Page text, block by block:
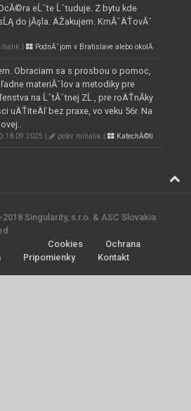
eĹˇte Ĺˇtuduje. Z bytu kde
do jĂşla. ÄŽakujem. KrnĂˇÄŤovĂˇ
| PodnĂˇjom v Bratislave alebo okolĂ­
Obraciam sa s prosbou o pomoc,
materiĂˇlov a metodiky pre
na ĹˇtĂˇtnej ZĹ , pre roÄŤnĂ­ky
uÄŤiteÄľ bez praxe, vo veku 56r. Na
18.09.2025 | peter mihalik | KatechĂ©ti
Singularity, s.r.o. & ASC Slovakia.
Cookies
Ochrana
Pripomienky Kontakt